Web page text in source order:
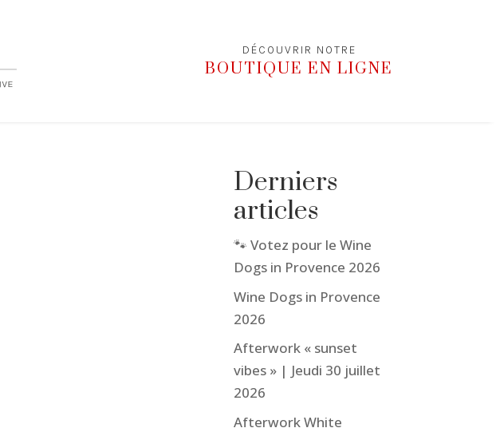
DÉCOUVRIR NOTRE
BOUTIQUE EN LIGNE
Derniers
articles
🐾 Votez pour le Wine
Dogs in Provence 2026
Wine Dogs in Provence
2026
Afterwork « sunset
vibes » | Jeudi 30 juillet
2026
Afterwork White